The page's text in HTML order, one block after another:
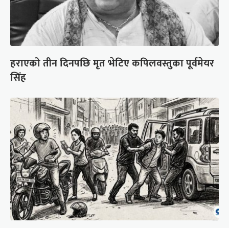
हराएको तीन दिनपछि मृत भेटिए कपिलवस्तुका पूर्वमेयर
सिंह